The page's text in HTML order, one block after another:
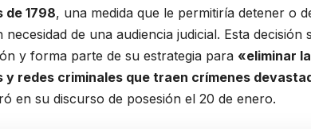
de 1798, una medida que le permitiría detener o
necesidad de una audiencia judicial. Esta
y forma parte de su estrategia para «eliminar
y redes criminales que traen crímenes
en su discurso de posesión el 20 de enero.